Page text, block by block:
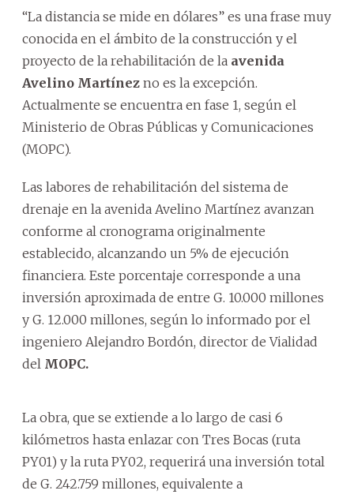
“La distancia se mide en dólares” es una frase muy
conocida en el ámbito de la construcción y el
proyecto de la rehabilitación de la avenida
Avelino Martínez no es la excepción.
Actualmente se encuentra en fase 1, según el
Ministerio de Obras Públicas y Comunicaciones
(MOPC).
Las labores de rehabilitación del sistema de
drenaje en la avenida Avelino Martínez avanzan
conforme al cronograma originalmente
establecido, alcanzando un 5% de ejecución
financiera. Este porcentaje corresponde a una
inversión aproximada de entre G. 10.000 millones
y G. 12.000 millones, según lo informado por el
ingeniero Alejandro Bordón, director de Vialidad
del MOPC.
La obra, que se extiende a lo largo de casi 6
kilómetros hasta enlazar con Tres Bocas (ruta
PY01) y la ruta PY02, requerirá una inversión total
de G. 242.759 millones, equivalente a